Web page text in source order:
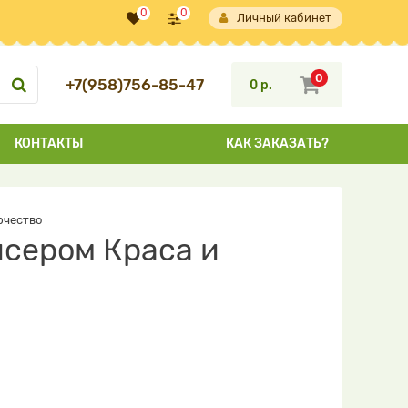
0 0 Личный кабинет
+7(958)756-85-47 0
0 р.
КОНТАКТЫ КАК ЗАКАЗАТЬ?
Краса и